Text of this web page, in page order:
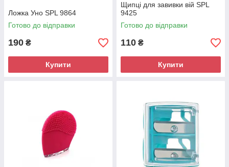
Ложка Уно SPL 9864
Готово до відправки
190 ₴
Купити
Щипці для завивки вій SPL
9425
Готово до відправки
110 ₴
Купити